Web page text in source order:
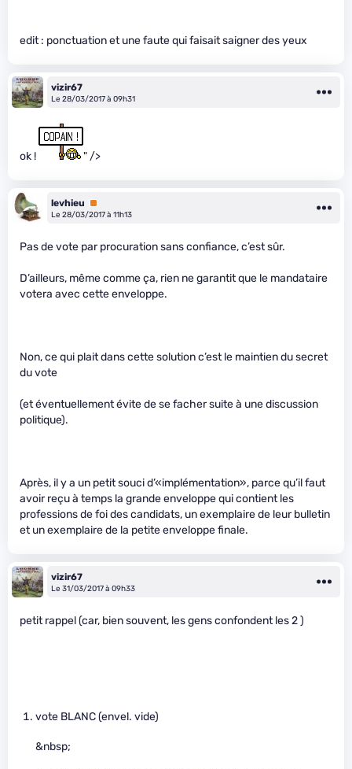
edit : ponctuation et une faute qui faisait saigner des yeux
vizir67
Le 28/03/2017 à 09h31
ok ! " />
levhieu
Premium
Le 28/03/2017 à 11h13
Pas de vote par procuration sans confiance, c’est sûr.
D’ailleurs, même comme ça, rien ne garantit que le mandataire
votera avec cette enveloppe.
Non, ce qui plait dans cette solution c’est le maintien du secret
du vote
(et éventuellement évite de se facher suite à une discussion
politique).
Après, il y a un petit souci d’«implémentation», parce qu’il faut
avoir reçu à temps la grande enveloppe qui contient les
professions de foi des candidats, un exemplaire de leur bulletin
et un exemplaire de la petite enveloppe finale.
vizir67
Le 31/03/2017 à 09h33
petit rappel (car, bien souvent, les gens confondent les 2 )
vote BLANC (envel. vide)
&nbsp;